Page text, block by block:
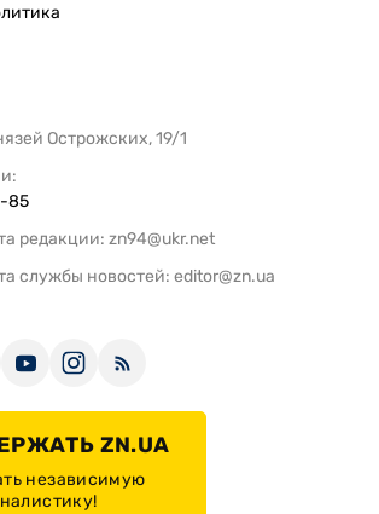
Острожских, 19/1
85
редакции: zn94@ukr.net
службы новостей: editor@zn.ua
ZN.UA
независимую